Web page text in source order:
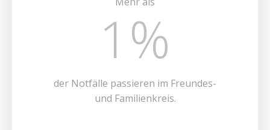
1 %
der Notfälle passieren im Freundes-
und Familienkreis.